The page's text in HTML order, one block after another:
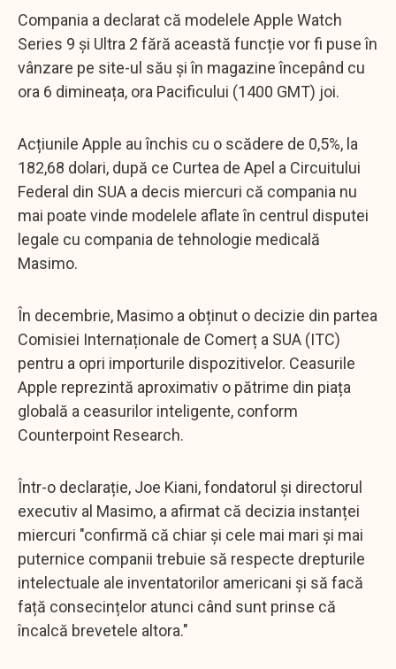
Compania a declarat că modelele Apple Watch
Series 9 și Ultra 2 fără această funcție vor fi puse în
vânzare pe site-ul său și în magazine începând cu
ora 6 dimineața, ora Pacificului (1400 GMT) joi.
Acțiunile Apple au închis cu o scădere de 0,5%, la
182,68 dolari, după ce Curtea de Apel a Circuitului
Federal din SUA a decis miercuri că compania nu
mai poate vinde modelele aflate în centrul disputei
legale cu compania de tehnologie medicală
Masimo.
În decembrie, Masimo a obținut o decizie din partea
Comisiei Internaționale de Comerț a SUA (ITC)
pentru a opri importurile dispozitivelor. Ceasurile
Apple reprezintă aproximativ o pătrime din piața
globală a ceasurilor inteligente, conform
Counterpoint Research.
Într-o declarație, Joe Kiani, fondatorul și directorul
executiv al Masimo, a afirmat că decizia instanței
miercuri "confirmă că chiar și cele mai mari și mai
puternice companii trebuie să respecte drepturile
intelectuale ale inventatorilor americani și să facă
față consecințelor atunci când sunt prinse că
încalcă brevetele altora."